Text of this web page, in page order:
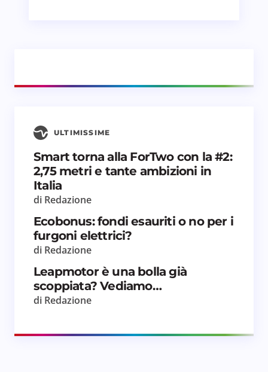
ULTIMISSIME
Smart torna alla ForTwo con la #2:
2,75 metri e tante ambizioni in
Italia
di Redazione
Ecobonus: fondi esauriti o no per i
furgoni elettrici?
di Redazione
Leapmotor è una bolla già
scoppiata? Vediamo…
di Redazione